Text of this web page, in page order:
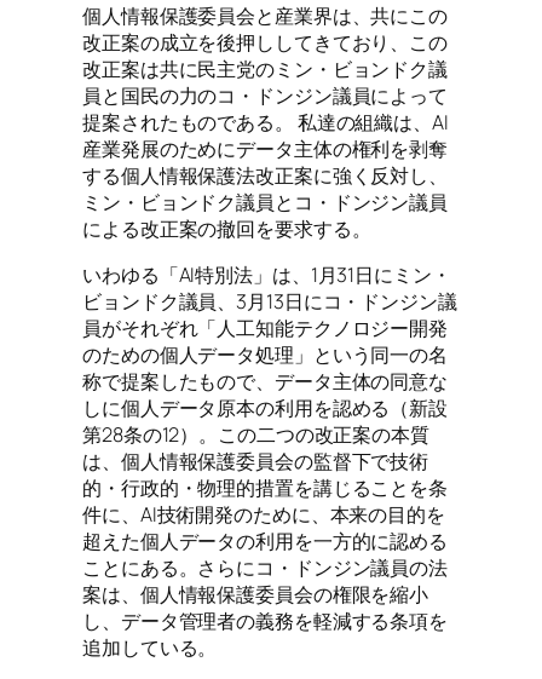
個人情報保護委員会と産業界は、共にこの
改正案の成立を後押ししてきており、この
改正案は共に民主党のミン・ビョンドク議
員と国民の力のコ・ドンジン議員によって
提案されたものである。 私達の組織は、AI
産業発展のためにデータ主体の権利を剥奪
する個人情報保護法改正案に強く反対し、
ミン・ビョンドク議員とコ・ドンジン議員
による改正案の撤回を要求する。
いわゆる「AI特別法」は、1月31日にミン・
ビョンドク議員、3月13日にコ・ドンジン議
員がそれぞれ「人工知能テクノロジー開発
のための個人データ処理」という同一の名
称で提案したもので、データ主体の同意な
しに個人データ原本の利用を認める（新設
第28条の12）。この二つの改正案の本質
は、個人情報保護委員会の監督下で技術
的・行政的・物理的措置を講じることを条
件に、AI技術開発のために、本来の目的を
超えた個人データの利用を一方的に認める
ことにある。さらにコ・ドンジン議員の法
案は、個人情報保護委員会の権限を縮小
し、データ管理者の義務を軽減する条項を
追加している。